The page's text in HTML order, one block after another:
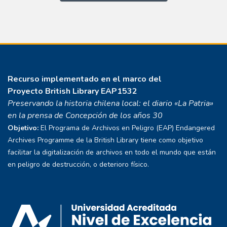
Recurso implementado en el marco del
Proyecto British Library EAP1532
Preservando la historia chilena local: el diario «La Patria»
en la prensa de Concepción de los años 30
Objetivo: El Programa de Archivos en Peligro (EAP) Endangered
Archives Programme de la British Library tiene como objetivo
facilitar la digitalización de archivos en todo el mundo que están
en peligro de destrucción, o deterioro físico.